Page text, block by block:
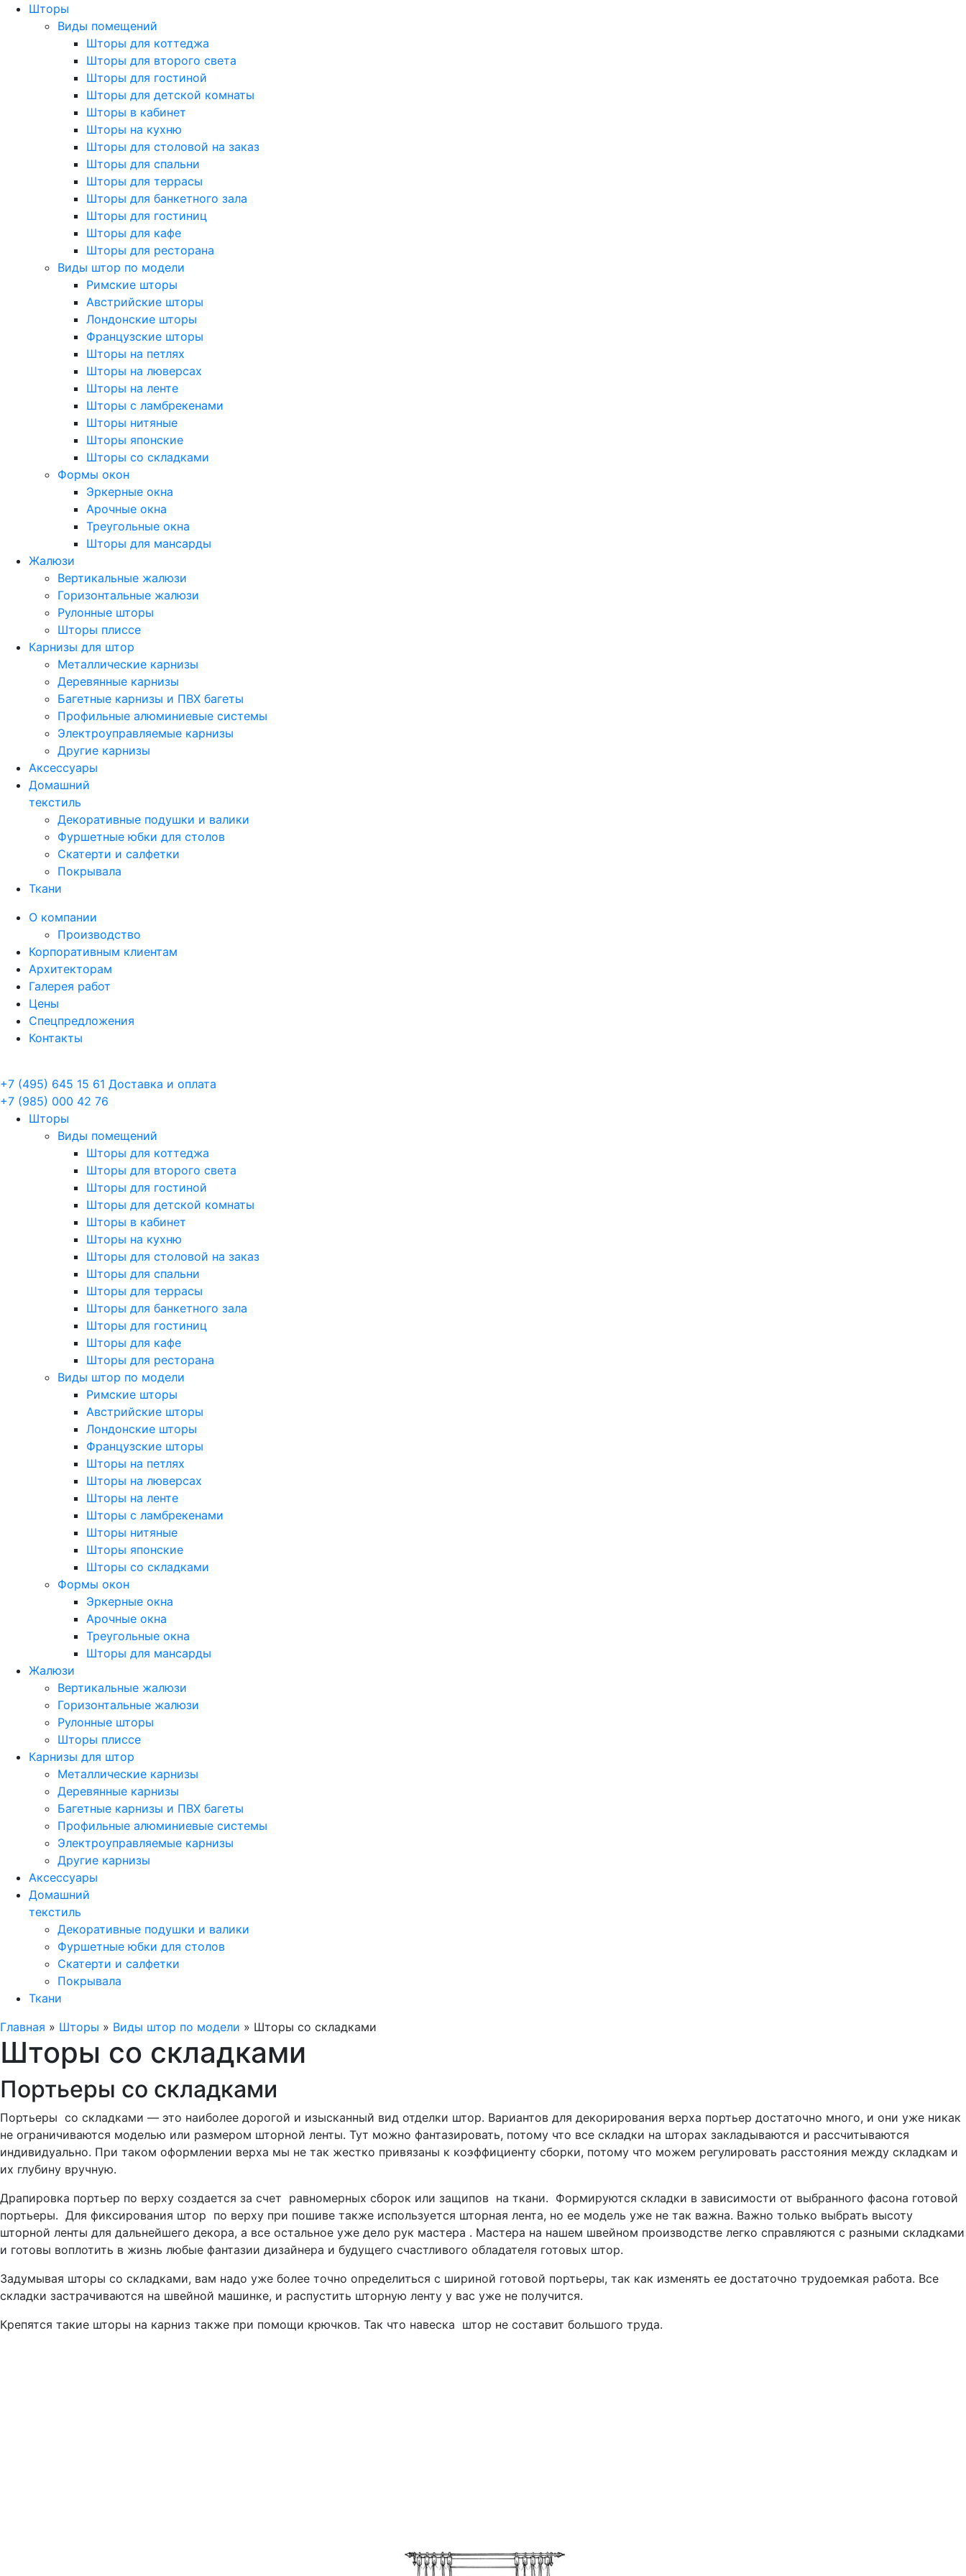
Шторы
Виды помещений
Шторы для коттеджа
Шторы для второго света
Шторы для гостиной
Шторы для детской комнаты
Шторы в кабинет
Шторы на кухню
Шторы для столовой на заказ
Шторы для спальни
Шторы для террасы
Шторы для банкетного зала
Шторы для гостиниц
Шторы для кафе
Шторы для ресторана
Виды штор по модели
Римские шторы
Австрийские шторы
Лондонские шторы
Французские шторы
Шторы на петлях
Шторы на люверсах
Шторы на ленте
Шторы с ламбрекенами
Шторы нитяные
Шторы японские
Шторы со складками
Формы окон
Эркерные окна
Арочные окна
Треугольные окна
Шторы для мансарды
Жалюзи
Вертикальные жалюзи
Горизонтальные жалюзи
Рулонные шторы
Шторы плиссе
Карнизы для штор
Металлические карнизы
Деревянные карнизы
Багетные карнизы и ПВХ багеты
Профильные алюминиевые системы
Электроуправляемые карнизы
Другие карнизы
Аксессуары
Домашний
текстиль
Декоративные подушки и валики
Фуршетные юбки для столов
Скатерти и салфетки
Покрывала
Ткани
О компании
Производство
Корпоративным клиентам
Архитекторам
Галерея работ
Цены
Спецпредложения
Контакты
+7 (495) 645 15 61 Доставка и оплата
+7 (985) 000 42 76
Шторы
Виды помещений
Шторы для коттеджа
Шторы для второго света
Шторы для гостиной
Шторы для детской комнаты
Шторы в кабинет
Шторы на кухню
Шторы для столовой на заказ
Шторы для спальни
Шторы для террасы
Шторы для банкетного зала
Шторы для гостиниц
Шторы для кафе
Шторы для ресторана
Виды штор по модели
Римские шторы
Австрийские шторы
Лондонские шторы
Французские шторы
Шторы на петлях
Шторы на люверсах
Шторы на ленте
Шторы с ламбрекенами
Шторы нитяные
Шторы японские
Шторы со складками
Формы окон
Эркерные окна
Арочные окна
Треугольные окна
Шторы для мансарды
Жалюзи
Вертикальные жалюзи
Горизонтальные жалюзи
Рулонные шторы
Шторы плиссе
Карнизы для штор
Металлические карнизы
Деревянные карнизы
Багетные карнизы и ПВХ багеты
Профильные алюминиевые системы
Электроуправляемые карнизы
Другие карнизы
Аксессуары
Домашний
текстиль
Декоративные подушки и валики
Фуршетные юбки для столов
Скатерти и салфетки
Покрывала
Ткани
Главная » Шторы » Виды штор по модели » Шторы со складками
Шторы со складками
Портьеры со складками
Портьеры со складками — это наиболее дорогой и изысканный вид отделки штор. Вариантов для декорирования верха портьер достаточно много, и они уже никак
не ограничиваются моделью или размером шторной ленты. Тут можно фантазировать, потому что все складки на шторах закладываются и рассчитываются
индивидуально. При таком оформлении верха мы не так жестко привязаны к коэффициенту сборки, потому что можем регулировать расстояния между складкам и
их глубину вручную.
Драпировка портьер по верху создается за счет равномерных сборок или защипов на ткани. Формируются складки в зависимости от выбранного фасона готовой
портьеры. Для фиксирования штор по верху при пошиве также используется шторная лента, но ее модель уже не так важна. Важно только выбрать высоту
шторной ленты для дальнейшего декора, а все остальное уже дело рук мастера . Мастера на нашем швейном производстве легко справляются с разными складками
и готовы воплотить в жизнь любые фантазии дизайнера и будущего счастливого обладателя готовых штор.
Задумывая шторы со складками, вам надо уже более точно определиться с шириной готовой портьеры, так как изменять ее достаточно трудоемкая работа. Все
складки застрачиваются на швейной машинке, и распустить шторную ленту у вас уже не получится.
Крепятся такие шторы на карниз также при помощи крючков. Так что навеска штор не составит большого труда.